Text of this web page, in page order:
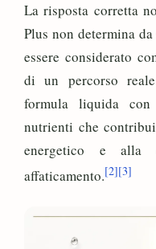
La risposta corretta
Plus non determina
essere considerato
di un percorso
formula liquida
nutrienti che
energetico e alla
affaticamento.[2][3]